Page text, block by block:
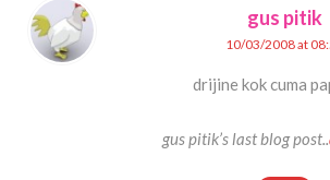
gus pitik
10/03/2008 at
drijine kok cuma
gus pitik’s last blog post..